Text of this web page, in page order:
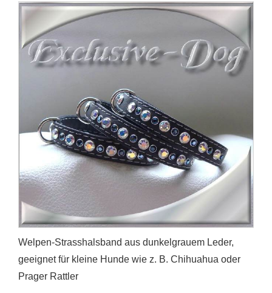
Welpen-Strasshalsband aus dunkelgrauem Leder,
geeignet für kleine Hunde wie z. B. Chihuahua oder
Prager Rattler